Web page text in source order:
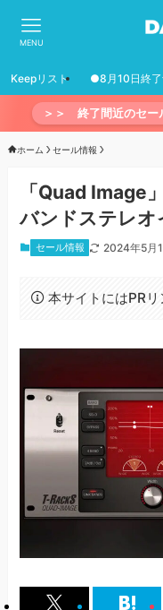
MENU
Keepリスト ●8月10日終
＞＞ 終了間近のセー
ホーム セール情報
「Quad Image
バンドステレオ
セール情報 2024年5月
本サイトにはPR